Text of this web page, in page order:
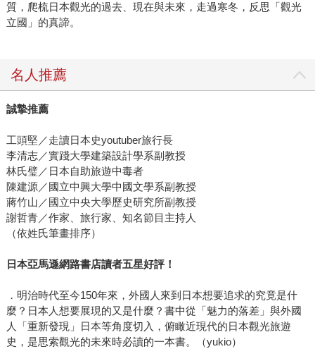
質，爬梳日本觀光的過去、現在與未來，走過寒冬，反思「觀光
立國」的真諦。
名人推薦
誠摯推薦
工頭堅／走讀日本史youtuber旅行長
李清志／實踐大學建築設計學系副教授
林氏璧／日本自助旅遊中毒者
陳建源／國立中興大學中國文學系副教授
蔣竹山／國立中央大學歷史研究所副教授
謝哲青／作家、旅行家、知名節目主持人
（依姓氏筆畫排序）
日本亞馬遜網路書店讀者五星好評！
．明治時代至今150年來，外國人來到日本想要追求的究竟是什
麼？日本人想要展現的又是什麼？書中從「魅力的落差」與外國
人「重新發現」日本等角度切入，俯瞰近現代的日本觀光旅遊
史，是思索觀光的未來時必讀的一本書。（yukio）